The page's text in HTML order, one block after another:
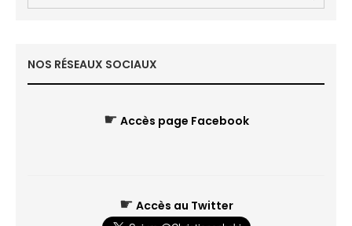
NOS RÉSEAUX SOCIAUX
☛ Accès page Facebook
☛ Accès au Twitter